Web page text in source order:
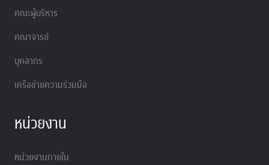
คณะผู้บริหาร
คณาจารย์
บุคลากร
เครือข่ายความร่วมมือ
หน่วยงาน
หน่วยงานภายใน